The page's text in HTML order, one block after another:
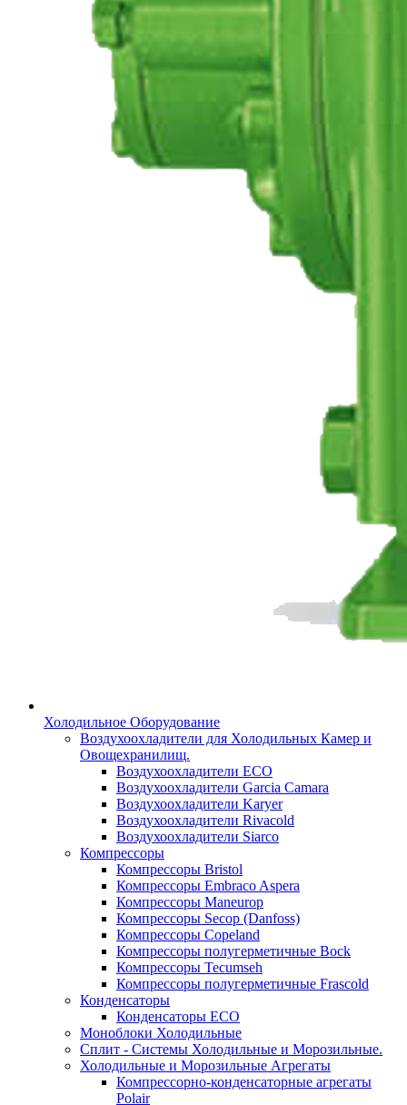
Холодильное Оборудование
Воздухоохладители для Холодильных Камер и
Овощехранилищ.
Воздухоохладители ECO
Воздухоохладители Garcia Camara
Воздухоохладители Karyer
Воздухоохладители Rivacold
Воздухоохладители Siarco
Компрессоры
Компрессоры Bristol
Компрессоры Embraco Aspera
Компрессоры Maneurop
Компрессоры Secop (Danfoss)
Компрессоры Copeland
Компрессоры полугерметичные Bock
Компрессоры Tecumseh
Компрессоры полугерметичные Frascold
Конденсаторы
Конденсаторы ECO
Моноблоки Холодильные
Сплит - Системы Холодильные и Морозильные.
Холодильные и Морозильные Агрегаты
Компрессорно-конденсаторные агрегаты
Polair